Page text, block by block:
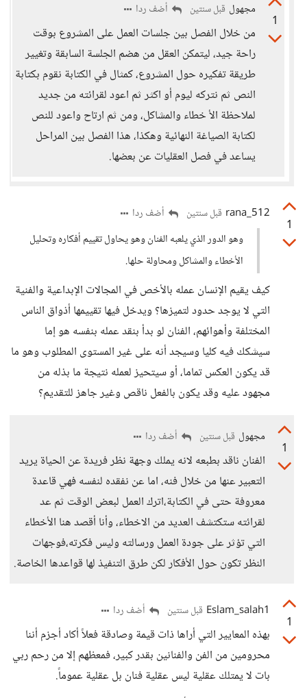
1
مجهول قبل سنتين أضف ردا
من خلال الفصل بين جلسات العمل على المشروع بوقت
راحة جيد، ليتمكن العقل من هضم الجلسة السابقة وتغيير
طريقة تفكيره حول المشروع، كمثال في الكتابة نقوم بكتابة
النص ثم نتركه ليوم أو اكثر ثم اعود لقرائته من جديد
لملاحظة الأ خطاء والمشاكل، ومن ثم ارتاح واعود للنص
لكتابة الصياغة النهائية وهكذا، هذا الفصل بين المراحل
يساعد في فصل العقليات عن بعضها.
1
rana_512 قبل سنتين
أضف ردا
وهو الدور الذي يلعبه الفنان وهو يحاول تقييم أفكاره وتحليل
الأخطاء والمشاكل ومحاولة حلها.
كيف يقيم الإنسان عمله بالأخص في المجالات الإبداعية والفنية
التي لا يوجد حدود لتميزها؟ ويدخل فيها تقييمها أذواق الناس
المختلفة وأهوائهم، الفنان لو بدأ بنقد عمله بنفسه هو إما
سيشكك فيه كليا وسيجد أنه على غير المستوى المطلوب وهو ما
قد يكون العكس تماما، أو سيتحيز لعمله نتيجة ما بذله من
مجهود عليه وقد يكون بالفعل ناقص وغير جاهز للتقديم؟
1
مجهول قبل سنتين أضف ردا
الفنان ناقد بطبعه لانه يملك وجهة نظر فريدة عن الحياة يريد
التعبير عنها من خلال فنه، اما عن نفقده لنفسه فهي قاعدة
معروفة حتى في الكتابة،اترك العمل لبعض الوقت ثم عد
لقرائته ستكتشف العديد من الاخطاء، وأنا أقصد هنا الأخطاء
التي تؤثر على جودة العمل ورسالته وليس فكرته،فوجهات
النظر تكون حول الأفكار لكن طرق التنفيذ لها قواعدها الخاصة.
1
Eslam_salah1 قبل سنتين أضف ردا
بهذه المعايير التي أراها ذات قيمة وصادقة فعلاً أكاد أجزم أننا
محرومين من الفن والفنانين بقدر كبير، فمعظهم إلا من رحم ربي
بات لا يمتلك عقلية ليس عقلية فنان بل عقلية عموماً.